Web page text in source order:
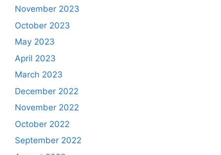
November 2023
October 2023
May 2023
April 2023
March 2023
December 2022
November 2022
October 2022
September 2022